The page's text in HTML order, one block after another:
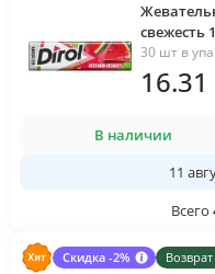
свежесть
30 шт в
16.31
В наличии
11
Всего
Скидка -2%